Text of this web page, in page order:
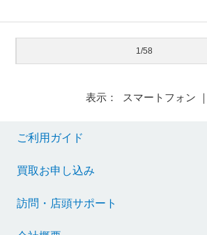
1/58
表示： スマートフォン ｜
ご利用ガイド
買取お申し込み
訪問・店頭サポート